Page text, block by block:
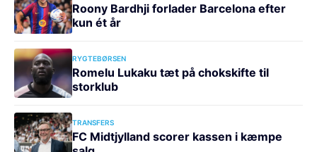
Roony Bardhji forlader Barcelona efter
kun ét år
RYGTEBØRSEN
Romelu Lukaku tæt på chokskifte til
storklub
TRANSFERS
FC Midtjylland scorer kassen i kæmpe